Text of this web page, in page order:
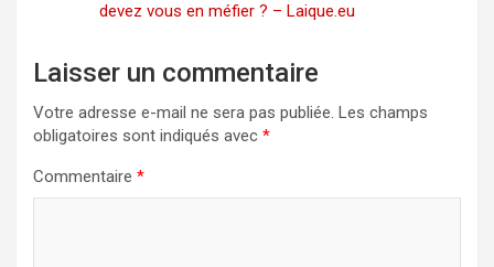
devez vous en méfier ? – Laique.eu
Laisser un commentaire
Votre adresse e-mail ne sera pas publiée. Les champs
obligatoires sont indiqués avec *
Commentaire *